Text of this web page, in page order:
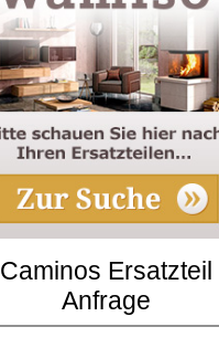
Caminos Ersatzteil
Anfrage